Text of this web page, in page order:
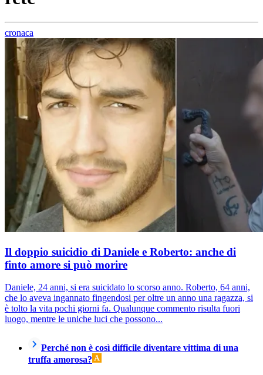
cronaca
Il doppio suicidio di Daniele e Roberto: anche di
finto amore si può morire
Daniele, 24 anni, si era suicidato lo scorso anno. Roberto, 64 anni,
che lo aveva ingannato fingendosi per oltre un anno una ragazza, si
è tolto la vita pochi giorni fa. Qualunque commento risulta fuori
luogo, mentre le uniche luci che possono...
Perché non è così difficile diventare vittima di una
truffa amorosa?